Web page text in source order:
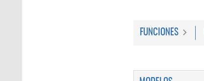
FUNCIONES